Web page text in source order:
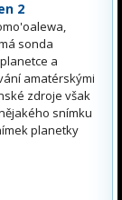
2
sonda
a
amatérskými
zdroje však
snímku
planetky